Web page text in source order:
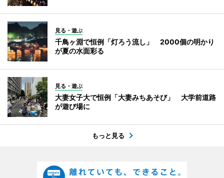
見る・遊ぶ
千鳥ヶ淵で恒例「灯ろう流し」 2000個の明かり
が夏の水面彩る
見る・遊ぶ
大妻女子大で恒例「大妻みちあそび」 大学前道路
が遊び場に
もっと見る